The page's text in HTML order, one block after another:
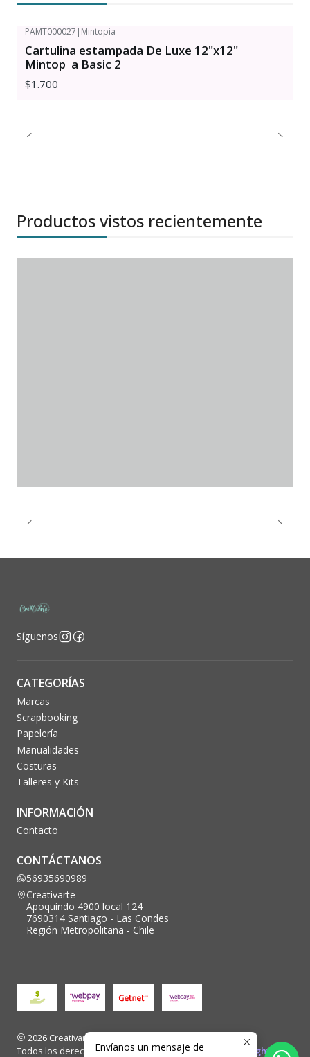
PAMT000027 | Mintopia
Cartulina estampada De Luxe 12"x12"
Mintop a Basic 2
$1.700
Productos vistos recientemente
Síguenos
CATEGORÍAS
Marcas
Scrapbooking
Papelería
Manualidades
Costuras
Talleres y Kits
INFORMACIÓN
Contacto
CONTÁCTANOS
56935690989
Creativarte
Apoquindo 4900 local 124
7690314 Santiago - Las Condes
Región Metropolitana - Chile
2026 Creativarte.
Todos los derechos reservados. Desarrollado por
Blacklight
Envíanos un mensaje de